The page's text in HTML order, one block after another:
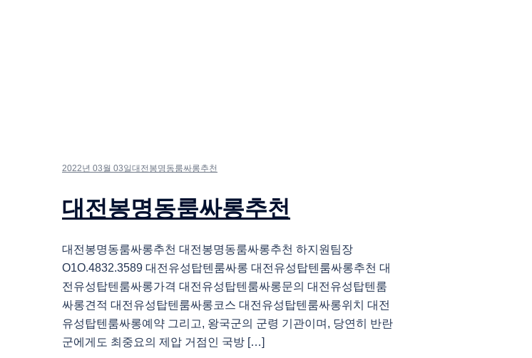
2022년 03월 03일대전봉명동룸싸롱추천
대전봉명동룸싸롱추천
대전봉명동룸싸롱추천 대전봉명동룸싸롱추천 하지원팀장
O1O.4832.3589 대전유성탑텐룸싸롱 대전유성탑텐룸싸롱추천 대
전유성탑텐룸싸롱가격 대전유성탑텐룸싸롱문의 대전유성탑텐룸
싸롱견적 대전유성탑텐룸싸롱코스 대전유성탑텐룸싸롱위치 대전
유성탑텐룸싸롱예약 그리고, 왕국군의 군령 기관이며, 당연히 반란
군에게도 최중요의 제압 거점인 국방 […]